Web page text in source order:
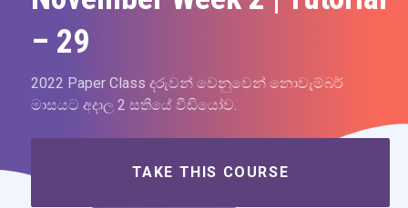
– 29
2022 Paper Class දරුවන් වෙනුවෙන් නොවැම්බර්
මාසයට අදාල 2 සතියේ වීඩියෝව.
TAKE THIS COURSE